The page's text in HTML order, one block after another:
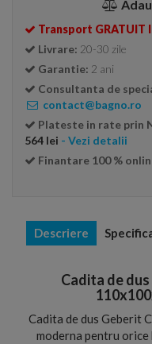
Transport GRATUIT
Livrare: 20-30 zile
Garantie: 2 ani
Consultanta de
contact@bagno.ro
Plateste in rate prin
564 lei - Vezi detalii
Finantare 100 %
Descriere
Cadita de
Cadita de dus Geberit
moderna pentru orice